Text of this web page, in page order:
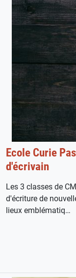
Ecole Curie
d'écrivain
Les 3 classes de
d'écriture de
lieux emblématiq…